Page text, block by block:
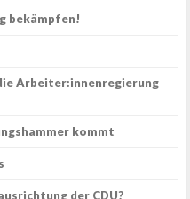
bekämpfen!
Arbeiter:innenregierung
kommt
der CDU?